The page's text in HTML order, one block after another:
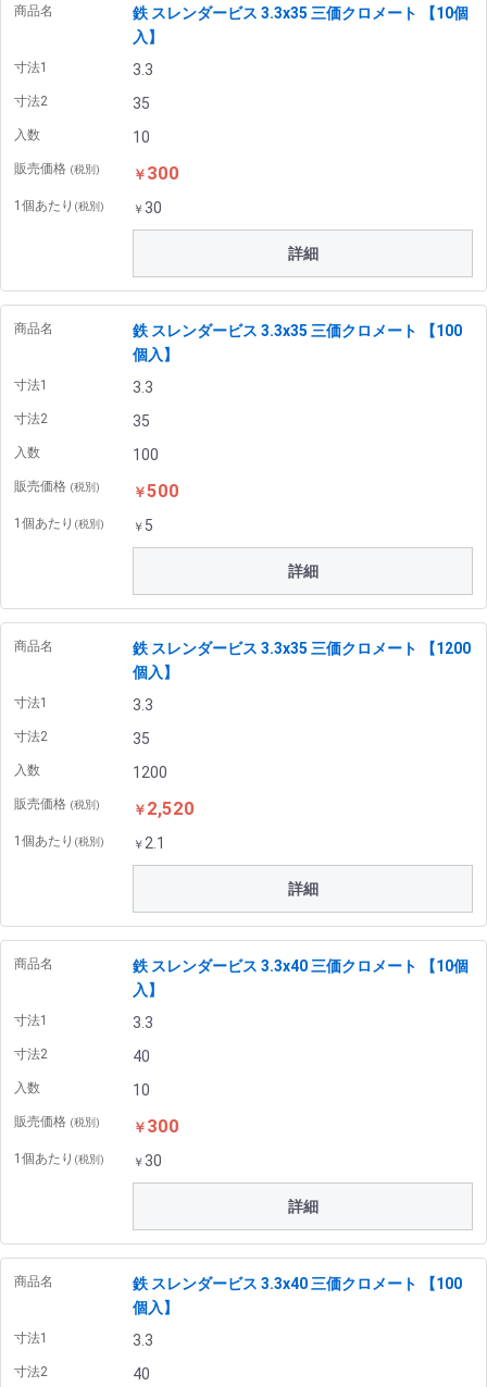
商品名
鉄 スレンダービス 3.3x35 三価クロメート 【10個
入】
寸法1 3.3
寸法2 35
入数 10
販売価格 (税別) ￥ 300
1個あたり (税別) ￥ 30
詳細
商品名
鉄 スレンダービス 3.3x35 三価クロメート 【100
個入】
寸法1 3.3
寸法2 35
入数 100
販売価格 (税別) ￥500
1個あたり (税別) ￥ 5
詳細
商品名
鉄 スレンダービス 3.3x35 三価クロメート 【1200
個入】
寸法1 3.3
寸法2 35
入数 1200
販売価格 (税別) ￥ 2,520
1個あたり (税別) ￥2.1
詳細
商品名
鉄 スレンダービス 3.3x40 三価クロメート 【10個
入】
寸法1 3.3
寸法2 40
入数 10
販売価格 (税別) ￥ 300
1個あたり (税別) ￥ 30
詳細
商品名
鉄 スレンダービス 3.3x40 三価クロメート 【100
個入】
寸法1 3.3
寸法2 40